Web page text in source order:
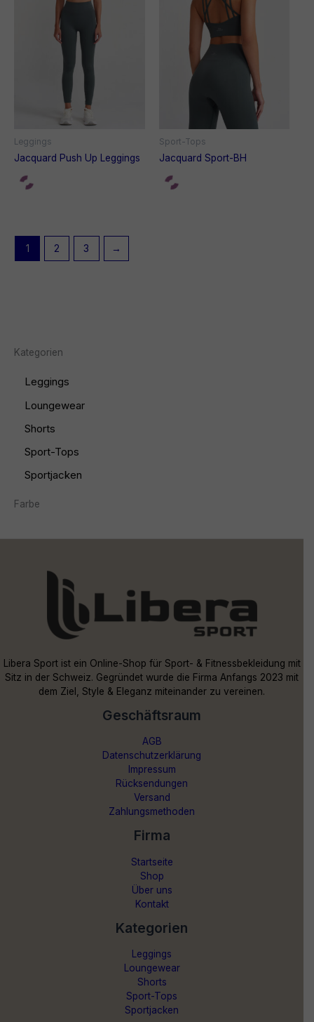
Kategorien
Leggings
Loungewear
Shorts
Sport-Tops
Sportjacken
Farbe
Leggings
Jacquard Push Up Leggings
Sport-Tops
Jacquard Sport-BH
1 2 3 →
Libera Sport ist ein Online-Shop für Sport- & Fitnessbekleidung mit
Sitz in der Schweiz. Gegründet wurde die Firma Anfangs 2023 mit
dem Ziel, Style & Eleganz miteinander zu vereinen.
Geschäftsraum
AGB
Datenschutzerklärung
Impressum
Rücksendungen
Versand
Zahlungsmethoden
Firma
Startseite
Shop
Über uns
Kontakt
Kategorien
Leggings
Loungewear
Shorts
Sport-Tops
Sportjacken